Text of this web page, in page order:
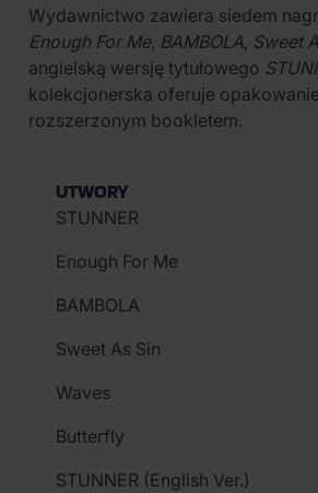
Wydawnictwo zawiera siedem
Enough For Me, BAMBOLA, Sweet
angielską wersję tytułowego
kolekcjonerska oferuje
rozszerzonym bookletem.
UTWORY
STUNNER
Enough For Me
BAMBOLA
Sweet As Sin
Waves
Butterfly
STUNNER (English Ver.)